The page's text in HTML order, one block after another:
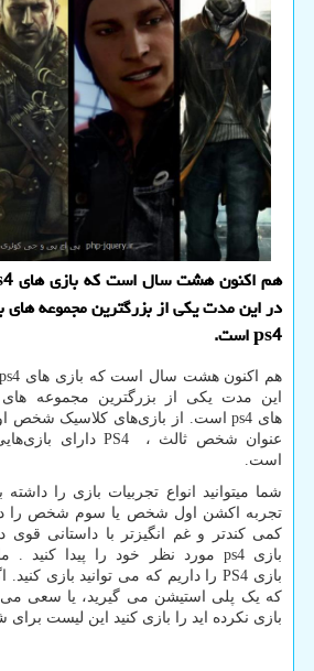
در این مدت یکی از بزرگترین مجموعه های
ps4 است.
هم اکنون هشت سال است که بازی های ps4
این مدت یکی از بزرگترین مجموعه
های ps4 است. از بازی‌های کلاسیک شخص
عنوان شخص ثالث ،
PS4دارای
است.
شما میتوانید انواع تجربیات بازی را
تجربه اکشن اول شخص یا سوم شخص را
کمی کندتر و غم انگیزتر با داستانی قوی
بازیps4
بازی PS4 را داریم که می توانید بازی
که یک پلی استیشن می گیرید، یا سعی می
بازی نکرده اید را بازی کنید این لیست